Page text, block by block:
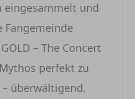
und
Fangemeinde
– The Concert
perfekt zu
überwältigend,